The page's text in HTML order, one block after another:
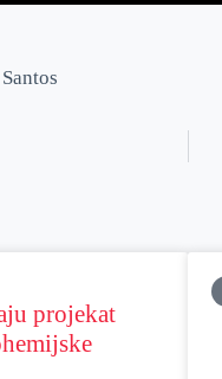
projekat